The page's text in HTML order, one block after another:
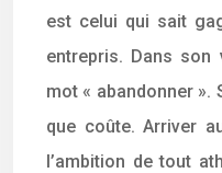
est celui qui sait
entrepris. Dans son
mot « abandonner
que coûte. Arriver
l’ambition de tout